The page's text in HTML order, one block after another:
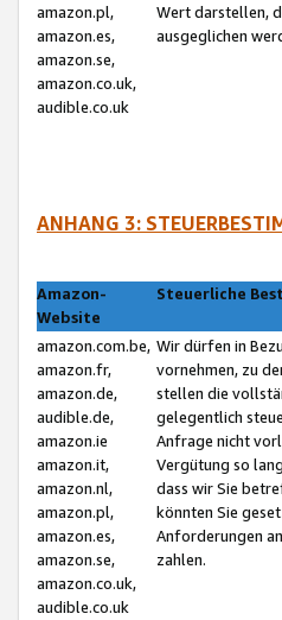
amazon.pl,
amazon.es,
amazon.se,
amazon.co.uk,
audible.co.uk
Wert darstellen,
ausgeglichen
ANHANG 3:
Amazon-
Website
Steuerliche
amazon.com.be,
amazon.fr,
amazon.de,
audible.de,
amazon.ie
amazon.it,
amazon.nl,
amazon.pl,
amazon.es,
amazon.se,
amazon.co.uk,
audible.co.uk
Wir dürfen in
vornehmen, zu
stellen die
gelegentlich
Anfrage nicht
Vergütung so
dass wir Sie
könnten Sie
Anforderungen
zahlen.